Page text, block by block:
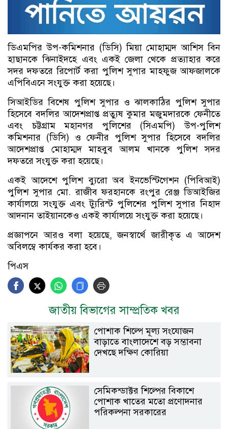
ডিএমপির উপ-কমিশনার (ডিসি) মিয়া মোহাম্মদ আশিস বিন
হাছানকে ঝিনাইদহে এবং একই জেলা থেকে প্রত্যাহার করে
সদর দফতরে রিপোর্ট করা পুলিশ সুপার মাহফুজ আফজালকে
এপিবিএনে সংযুক্ত করা হয়েছে।
সিআইডির বিশেষ পুলিশ সুপার ও ঝালকাঠির পুলিশ সুপার
হিসেবে বদলির আদেশপ্রাপ্ত প্রত্যুষ কুমার মজুমদারকে ফেনীতে
এবং চট্টগ্রাম মহানগর পুলিশের (সিএমপি) উপ-পুলিশ
কমিশনার (ডিসি) ও ফেনীর পুলিশ সুপার হিসেবে বদলির
আদেশপ্রাপ্ত মোহাম্মদ মাহবুব আলম খানকে পুলিশ সদর
দফতরে সংযুক্ত করা হয়েছে।
একই আদেশে পুলিশ ব্যুরো অব ইনভেস্টিগেশন (পিবিআই)
পুলিশ সুপার মো. রাজীব ফরহানকে রংপুর রেঞ্জ ডিআইজির
কার্যালয়ে সংযুক্ত এবং ট্যুরিস্ট পুলিশের পুলিশ সুপার নিহাদ
আদনান তাইয়ানকেও একই কার্যালয়ে সংযুক্ত করা হয়েছে।
প্রজ্ঞাপনে আরও বলা হয়েছে, জনস্বার্থে জারীকৃত এ আদেশ
অবিলম্বে কার্যকর করা হবে।
পিএস
জাতীয় বিভাগের সাম্প্রতিক খবর
পোশাক শিল্পে মূল্য সংযোজন
বাড়াতে বাংলাদেশে বড় সম্ভাবনা
দেখছে দক্ষিণ কোরিয়া
সেমিকন্ডাক্টর শিল্পের বিকাশে
পোশাক খাতের মতো প্রণোদনার
পরিকল্পনা সরকারের